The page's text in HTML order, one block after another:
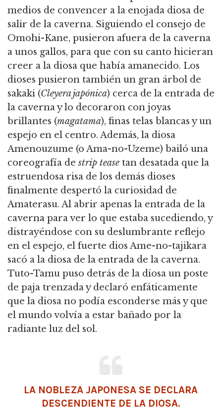
medios de convencer a la enojada diosa de
salir de la caverna. Siguiendo el consejo de
Omohi-Kane, pusieron afuera de la caverna
a unos gallos, para que con su canto hicieran
creer a la diosa que había amanecido. Los
dioses pusieron también un gran árbol de
sakaki (Cleyera japónica) cerca de la entrada de
la caverna y lo decoraron con joyas
brillantes (magatama), finas telas blancas y un
espejo en el centro. Además, la diosa
Amenouzume (o Ama-no-Uzeme) bailó una
coreografía destrip tease tan desatada que la
estruendosa risa de los demás dioses
finalmente despertó la curiosidad de
Amaterasu. Al abrir apenas la entrada de la
caverna para ver lo que estaba sucediendo, y
distrayéndose con su deslumbrante reflejo
en el espejo, el fuerte dios Ame-no-tajikara
sacó a la diosa de la entrada de la caverna.
Tuto-Tamu puso detrás de la diosa un poste
de paja trenzada y declaró enfáticamente
que la diosa no podía esconderse más y que
el mundo volvía a estar bañado por la
radiante luz del sol.
LA NOBLEZA JAPONESA SE DECLARA
DESCENDIENTE DE LA DIOSA.